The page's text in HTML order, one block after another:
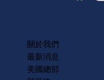
關於我們
最新消息
美國總部